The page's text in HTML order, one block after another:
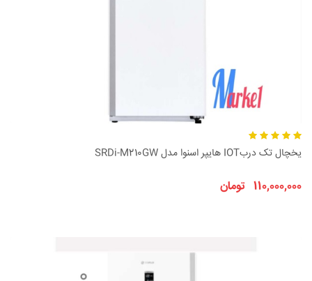
یخچال تک دربIOT هایپر اسنوا مدل SRDi-M210GW
110,000,000 تومان